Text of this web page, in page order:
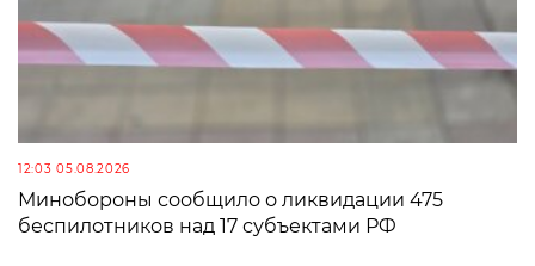
12:03 05.08.2026
Минобороны сообщило о ликвидации 475
беспилотников над 17 субъектами РФ